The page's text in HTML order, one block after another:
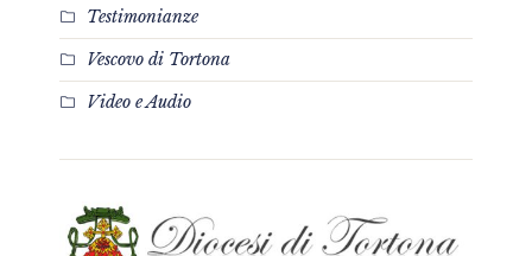
Testimonianze
Vescovo di Tortona
Video e Audio